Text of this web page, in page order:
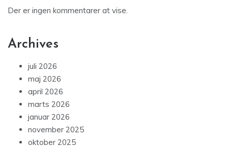
Der er ingen kommentarer at vise.
Archives
juli 2026
maj 2026
april 2026
marts 2026
januar 2026
november 2025
oktober 2025